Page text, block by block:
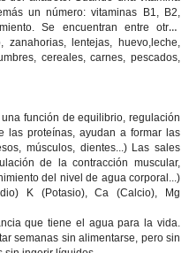
un número: vitaminas B1, B2,
Se encuentran entre otros
lentejas, huevo,leche,
cereales, carnes, pescados,
función de equilibrio, regulación
las proteínas, ayudan a formar las
músculos, dientes...) Las sales
de la contracción muscular,
del nivel de agua corporal...)
K (Potasio), Ca (Calcio), Mg
que tiene el agua para la vida.
semanas sin alimentarse, pero sin